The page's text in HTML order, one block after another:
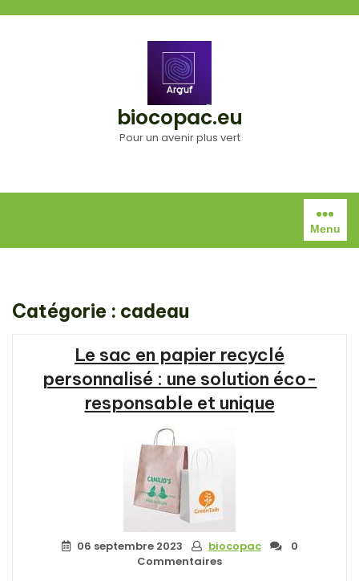
biocopac.eu
Pour un avenir plus vert
Menu
Catégorie : cadeau
Le sac en papier recyclé
personnalisé : une solution éco-
responsable et unique
06 septembre 2023 biocopac
0
Commentaires